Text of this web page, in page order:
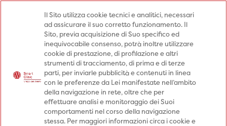
Prenota una visita
Prenota una visita
Specialità
Prestazioni
Patologie
Medici Punti prelievo
Specialità
Prestazioni
Patologie
Sedi
Percorsi
Informazioni
Il Sito utilizza cookie tecnici e analitici, necessari
ad assicurare il suo corretto funzionamento. Il
Sito, previa acquisizione di Suo specifico ed
inequivocabile consenso, potrà inoltre utilizzare
cookie di prestazione, di profilazione e altri
strumenti di tracciamento, di prima e di terze
parti, per inviarle pubblicità e contenuti in linea
con le preferenze da Lei manifestate nell’ambito
della navigazione in rete, oltre che per
effettuare analisi e monitoraggio dei Suoi
comportamenti nel corso della navigazione
stessa. Per maggiori informazioni circa i cookie e